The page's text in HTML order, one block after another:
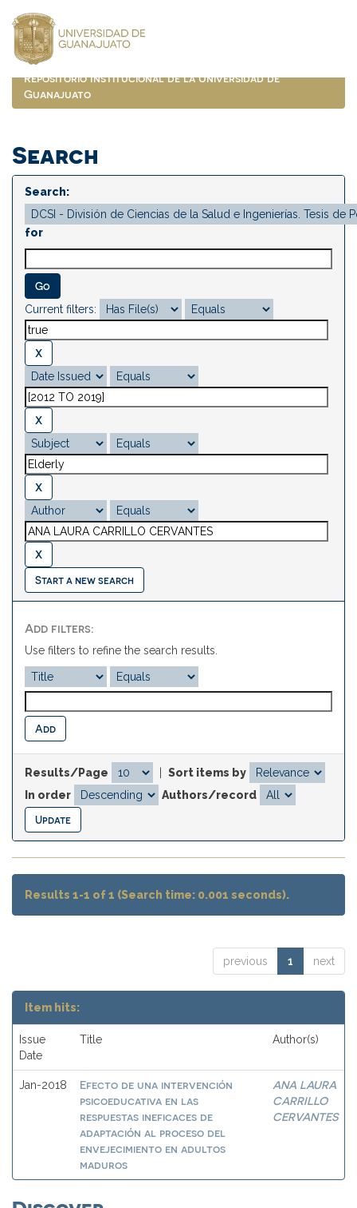
navigation
Repositorio Institucional de la Universidad de
Guanajuato
Search
Search:
for
Current filters:
Start a new search
Add filters:
Use filters to refine the search results.
Results/Page
Sort items by
In order
Authors/record
Results 1-1 of 1 (Search time: 0.001 seconds).
previous 1 next
Item hits:
Issue
Date
Title Author(s)
Jan-2018
Efecto de una intervención
psicoeducativa en las
respuestas ineficaces de
adaptación al proceso del
envejecimiento en adultos
maduros
ANA LAURA
CARRILLO
CERVANTES